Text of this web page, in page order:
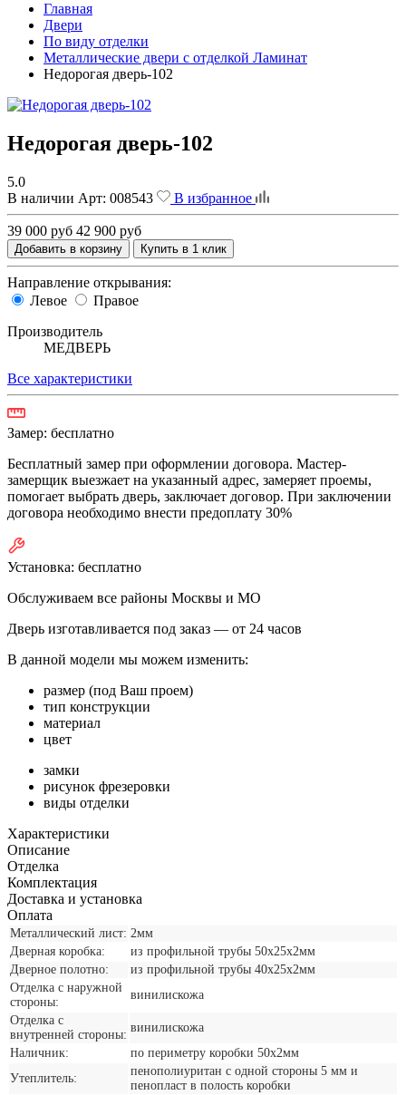
Главная
Двери
По виду отделки
Металлические двери с отделкой Ламинат
Недорогая дверь-102
Недорогая дверь-102
5.0
В наличии Арт: 008543 В избранное
39 000 руб 42 900 руб
Добавить в корзину Купить в 1 клик
Направление открывания:
Левое
Правое
Производитель
МЕДВЕРЬ
Все характеристики
Замер: бесплатно
Бесплатный замер при оформлении договора. Мастер-
замерщик выезжает на указанный адрес, замеряет проемы,
помогает выбрать дверь, заключает договор. При заключении
договора необходимо внести предоплату 30%
Установка: бесплатно
Обслуживаем все районы Москвы и МО
Дверь изготавливается под заказ — от 24 часов
В данной модели мы можем изменить:
размер (под Ваш проем)
тип конструкции
материал
цвет
замки
рисунок фрезеровки
виды отделки
Характеристики
Описание
Отделка
Комплектация
Доставка и установка
Оплата
Металлический лист: 2мм
Дверная коробка:
из профильной трубы 50х25х2мм
Дверное полотно:
из профильной трубы 40х25х2мм
Отделка с наружной
стороны:
винилискожа
Отделка с
внутренней стороны:
винилискожа
Наличник:
по периметру коробки 50х2мм
Утеплитель:
пенополиуритан с одной стороны 5 мм и
пенопласт в полость коробки